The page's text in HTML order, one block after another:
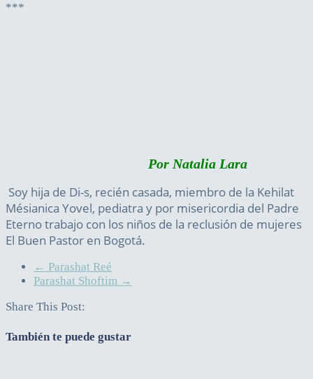
***
Por Natalia Lara
Soy hija de Di-s, recién casada, miembro de la Kehilat
Mésianica Yovel, pediatra y por misericordia del Padre
Eterno trabajo con los niños de la reclusión de mujeres
El Buen Pastor en Bogotá.
← Parashat Reé
Parashat Shoftim →
Share This Post:
También te puede gustar